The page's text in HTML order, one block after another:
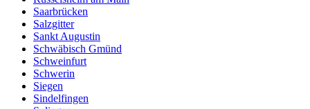
Saarbrücken
Salzgitter
Sankt Augustin
Schwäbisch Gmünd
Schweinfurt
Schwerin
Siegen
Sindelfingen